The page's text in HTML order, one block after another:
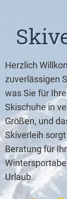
Herzlich
zuverlässigen
was Sie für
Skischuhe in
Größen, und
Skiverleih
Beratung für
Urlaub.